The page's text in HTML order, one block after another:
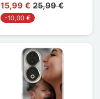
15,99 € 25,99 €
-10,00 €